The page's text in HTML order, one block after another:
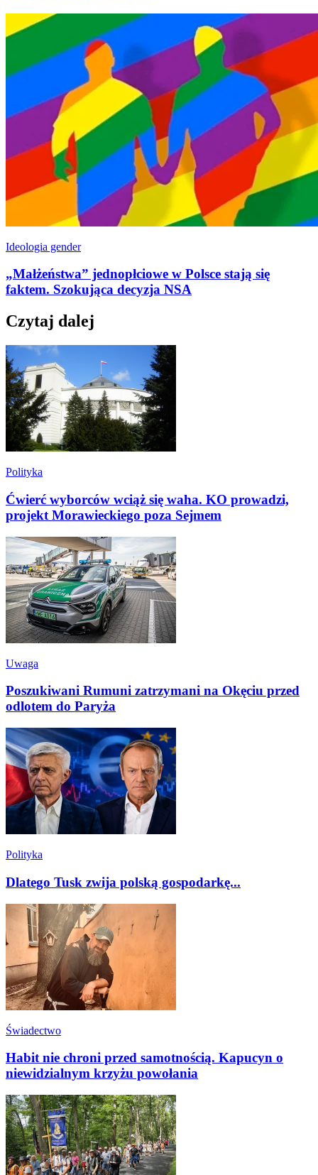
Ideologia gender
„Małżeństwa” jednopłciowe w Polsce stają się
faktem. Szokująca decyzja NSA
Czytaj dalej
Polityka
Ćwierć wyborców wciąż się waha. KO prowadzi,
projekt Morawieckiego poza Sejmem
Uwaga
Poszukiwani Rumuni zatrzymani na Okęciu przed
odlotem do Paryża
Polityka
Dlatego Tusk zwija polską gospodarkę...
Świadectwo
Habit nie chroni przed samotnością. Kapucyn o
niewidzialnym krzyżu powołania